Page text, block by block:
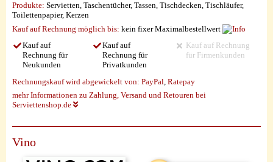
Produkte: Servietten, Taschentücher, Tassen, Tischdecken, Tischläufer,
Toilettenpapier, Kerzen
Kauf auf Rechnung möglich bis: kein fixer Maximalbestellwert
Kauf auf
Rechnung für
Neukunden
Kauf auf
Rechnung für
Privatkunden
Kauf auf Rechnung
für Firmenkunden
Rechnungskauf wird abgewickelt von: PayPal Ratepay
mehr Informationen zu Zahlung, Versand und Retouren bei
Serviettenshop.de
Vino